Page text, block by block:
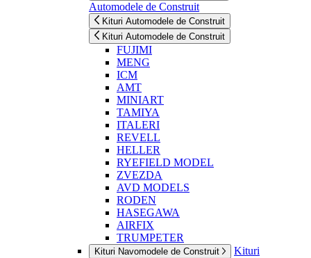
Automodele de Construit
Kituri Automodele de Construit
Kituri Automodele de Construit
FUJIMI
MENG
ICM
AMT
MINIART
TAMIYA
ITALERI
REVELL
HELLER
RYEFIELD MODEL
ZVEZDA
AVD MODELS
RODEN
HASEGAWA
AIRFIX
TRUMPETER
Kituri Navomodele de Construit
Kituri